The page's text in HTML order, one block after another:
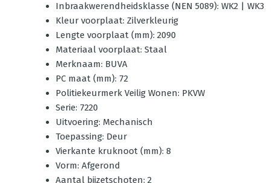
Inbraakwerendheidsklasse (NEN 5089): WK2 | WK3
Kleur voorplaat: Zilverkleurig
Lengte voorplaat (mm): 2090
Materiaal voorplaat: Staal
Merknaam: BUVA
PC maat (mm): 72
Politiekeurmerk Veilig Wonen: PKVW
Serie: 7220
Uitvoering: Mechanisch
Toepassing: Deur
Vierkante kruknoot (mm): 8
Vorm: Afgerond
Aantal bijzetschoten: 2